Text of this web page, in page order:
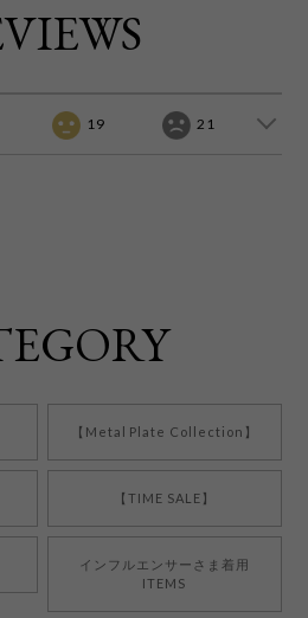
19 21
【Metal Plate Collection】
【TIME SALE】
インフルエンサーさま着用
ITEMS